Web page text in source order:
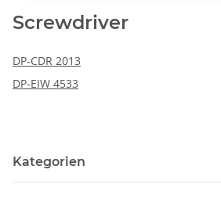
Screwdriver
DP-CDR 2013
DP-EIW 4533
Kategorien